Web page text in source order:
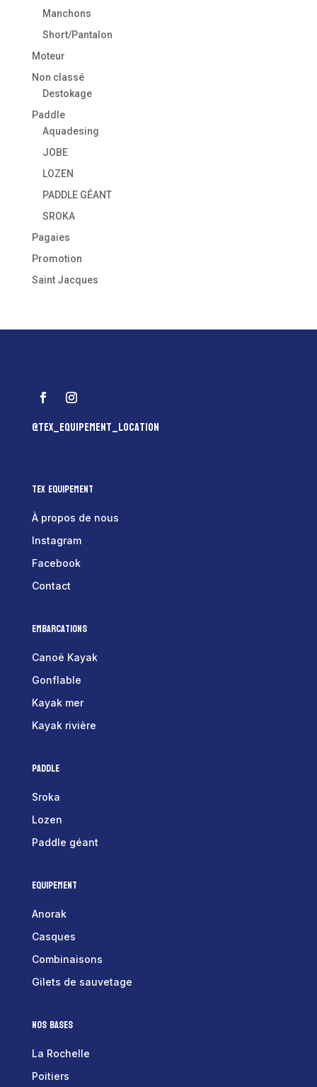
Manchons
Short/Pantalon
Moteur
Non classé
Destokage
Paddle
Aquadesing
JOBE
LOZEN
PADDLE GÉANT
SROKA
Pagaies
Promotion
Saint Jacques
@tex_equipement_location
Tex Equipement
À propos de nous
Instagram
Facebook
Contact
Embarcations
Canoë Kayak
Gonflable
Kayak mer
Kayak rivière
Paddle
Sroka
Lozen
Paddle géant
Equipement
Anorak
Casques
Combinaisons
Gilets de sauvetage
Nos bases
La Rochelle
Poitiers